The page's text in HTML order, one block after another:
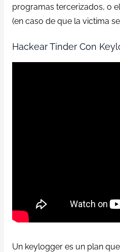
programas tercerizados, o
(en caso de que la victima
Hackear Tinder Con
Un keylogger es un plan